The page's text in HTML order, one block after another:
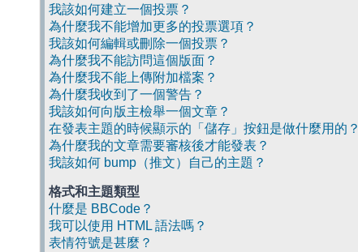
我該如何建立一個投票？
為什麼我不能增加更多的投票選項？
我該如何編輯或刪除一個投票？
為什麼我不能訪問這個版面？
為什麼我不能上傳附加檔案？
為什麼我收到了一個警告？
我該如何向版主檢舉一個文章？
在發表主題的時候顯示的「儲存」按鈕是做什麼用的？
為什麼我的文章需要審核後才能發表？
我該如何 bump（推文）自己的主題？
格式和主題類型
什麼是 BBCode？
我可以使用 HTML 語法嗎？
表情符號是甚麼？